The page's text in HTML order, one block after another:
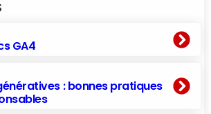
GA4
: bonnes pratiques